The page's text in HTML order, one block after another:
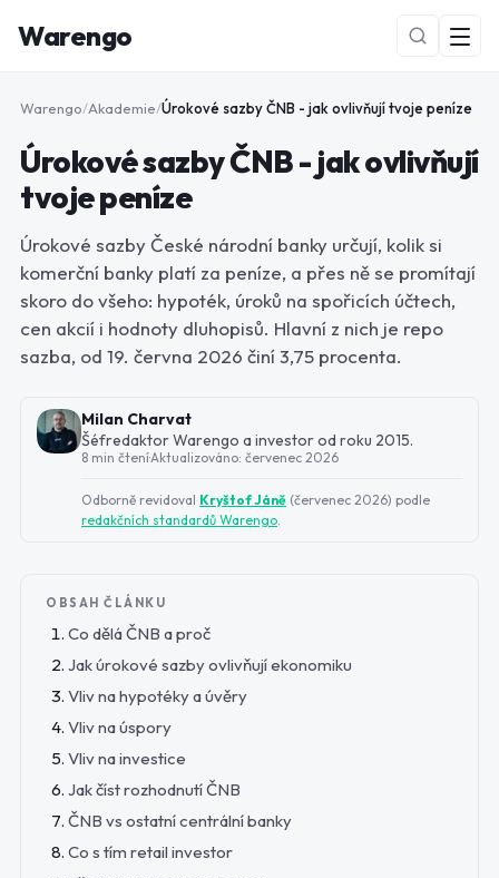
Warengo
Warengo/Akademie/Úrokové sazby ČNB - jak ovlivňují tvoje peníze
Úrokové sazby ČNB - jak ovlivňují
tvoje peníze
Úrokové sazby České národní banky určují, kolik si
komerční banky platí za peníze, a přes ně se promítají
skoro do všeho: hypoték, úroků na spořicích účtech,
cen akcií i hodnoty dluhopisů. Hlavní z nich je repo
sazba, od 19. června 2026 činí 3,75 procenta.
Milan Charvat
Šéfredaktor Warengo a investor od roku 2015.
8 min čtení·Aktualizováno: červenec 2026
Odborně revidoval Kryštof Jáně (červenec 2026) podle
redakčních standardů Warengo.
OBSAH ČLÁNKU
Co dělá ČNB a proč
Jak úrokové sazby ovlivňují ekonomiku
Vliv na hypotéky a úvěry
Vliv na úspory
Vliv na investice
Jak číst rozhodnutí ČNB
ČNB vs ostatní centrální banky
Co s tím retail investor